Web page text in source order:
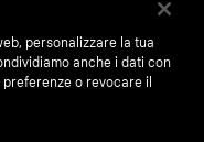
personalizzare la tua
anche i dati con
o revocare il